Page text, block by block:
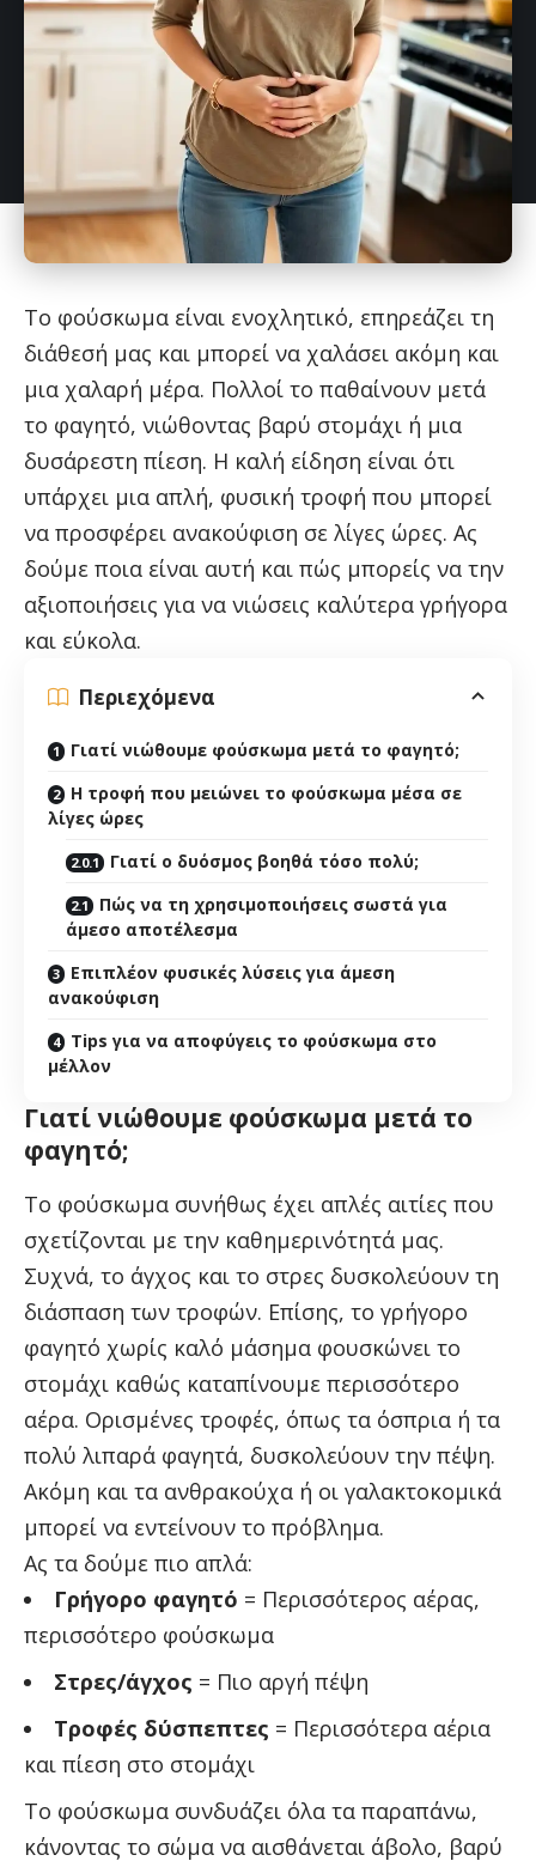
Το φούσκωμα είναι ενοχλητικό, επηρεάζει τη
διάθεσή μας και μπορεί να χαλάσει ακόμη και
μια χαλαρή μέρα. Πολλοί το παθαίνουν μετά
το φαγητό, νιώθοντας βαρύ στομάχι ή μια
δυσάρεστη πίεση. Η καλή είδηση είναι ότι
υπάρχει μια απλή, φυσική τροφή που μπορεί
να προσφέρει ανακούφιση σε λίγες ώρες. Ας
δούμε ποια είναι αυτή και πώς μπορείς να την
αξιοποιήσεις για να νιώσεις καλύτερα γρήγορα
και εύκολα.
Περιεχόμενα
Γιατί νιώθουμε φούσκωμα μετά το φαγητό;
Η τροφή που μειώνει το φούσκωμα μέσα σε
λίγες ώρες
Γιατί ο δυόσμος βοηθά τόσο πολύ;
Πώς να τη χρησιμοποιήσεις σωστά για
άμεσο αποτέλεσμα
Επιπλέον φυσικές λύσεις για άμεση
ανακούφιση
Tips για να αποφύγεις το φούσκωμα στο
μέλλον
Γιατί νιώθουμε φούσκωμα μετά το
φαγητό;
Το φούσκωμα συνήθως έχει απλές αιτίες που
σχετίζονται με την καθημερινότητά μας.
Συχνά, το άγχος και το στρες δυσκολεύουν τη
διάσπαση των τροφών. Επίσης, το γρήγορο
φαγητό χωρίς καλό μάσημα φουσκώνει το
στομάχι καθώς καταπίνουμε περισσότερο
αέρα. Ορισμένες τροφές, όπως τα όσπρια ή τα
πολύ λιπαρά φαγητά, δυσκολεύουν την πέψη.
Ακόμη και τα ανθρακούχα ή οι γαλακτοκομικά
μπορεί να εντείνουν το πρόβλημα.
Ας τα δούμε πιο απλά:
Γρήγορο φαγητό = Περισσότερος αέρας,
περισσότερο φούσκωμα
Στρες/άγχος = Πιο αργή πέψη
Τροφές δύσπεπτες = Περισσότερα αέρια
και πίεση στο στομάχι
Το φούσκωμα συνδυάζει όλα τα παραπάνω,
κάνοντας το σώμα να αισθάνεται άβολο, βαρύ